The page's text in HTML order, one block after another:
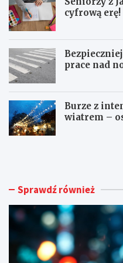
cyfrową erę!
prace nad
Burze z
wiatrem –
O
E
E
N
S
r
y
Sprawdź również